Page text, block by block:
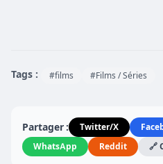
Tags : #films #Films / Séries
Partager : Twitter/X
WhatsApp
Reddit 🔗